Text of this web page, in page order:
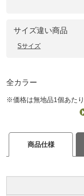
サイズ違い商品
Sサイズ
全カラー
※価格は無地品1個あた
商品仕様